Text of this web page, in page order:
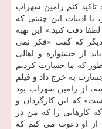
تاکید کنم رامین سهراب
ادبیات این چنینی که
دقت کنید.» این تهیه
که گفت «فکر نمی
از جشنواره و اهالی
طور که ما جسارت کردیم
به خرج داد و فیلم
از رامین سهراب بود
که این کارگردان و
کارهایی را که من در
از او دعوت می کنم که